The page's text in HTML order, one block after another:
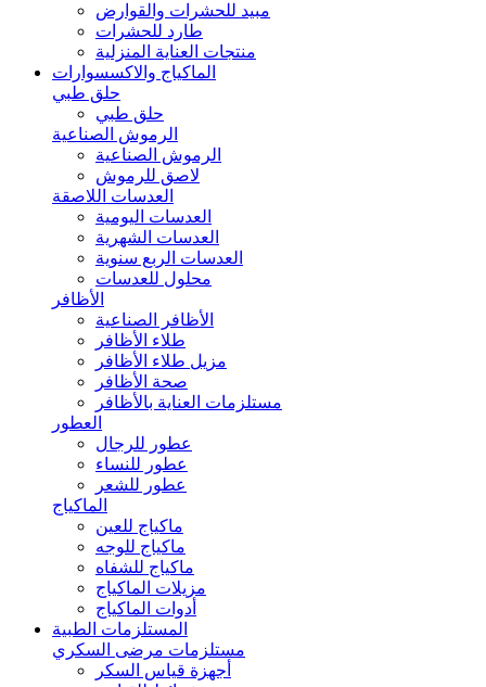
مبيد للحشرات والقوارض
طارد للحشرات
منتجات العناية المنزلية
الماكياج والاكسسوارات
حلق طبي
حلق طبي
الرموش الصناعية
الرموش الصناعية
لاصق للرموش
العدسات اللاصقة
العدسات اليومية
العدسات الشهرية
العدسات الربع سنوية
محلول للعدسات
الأظافر
الأظافر الصناعية
طلاء الأظافر
مزيل طلاء الأظافر
صحة الأظافر
مستلزمات العناية بالأظافر
العطور
عطور للرجال
عطور للنساء
عطور للشعر
الماكياج
ماكياج للعين
ماكياج للوجه
ماكياج للشفاه
مزيلات الماكياج
أدوات الماكياج
المستلزمات الطبية
مستلزمات مرضى السكري
أجهزة قياس السكر